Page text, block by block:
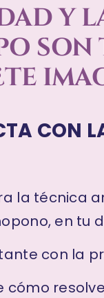
Y
SON
CON
la técnica
en tu
con la
cómo